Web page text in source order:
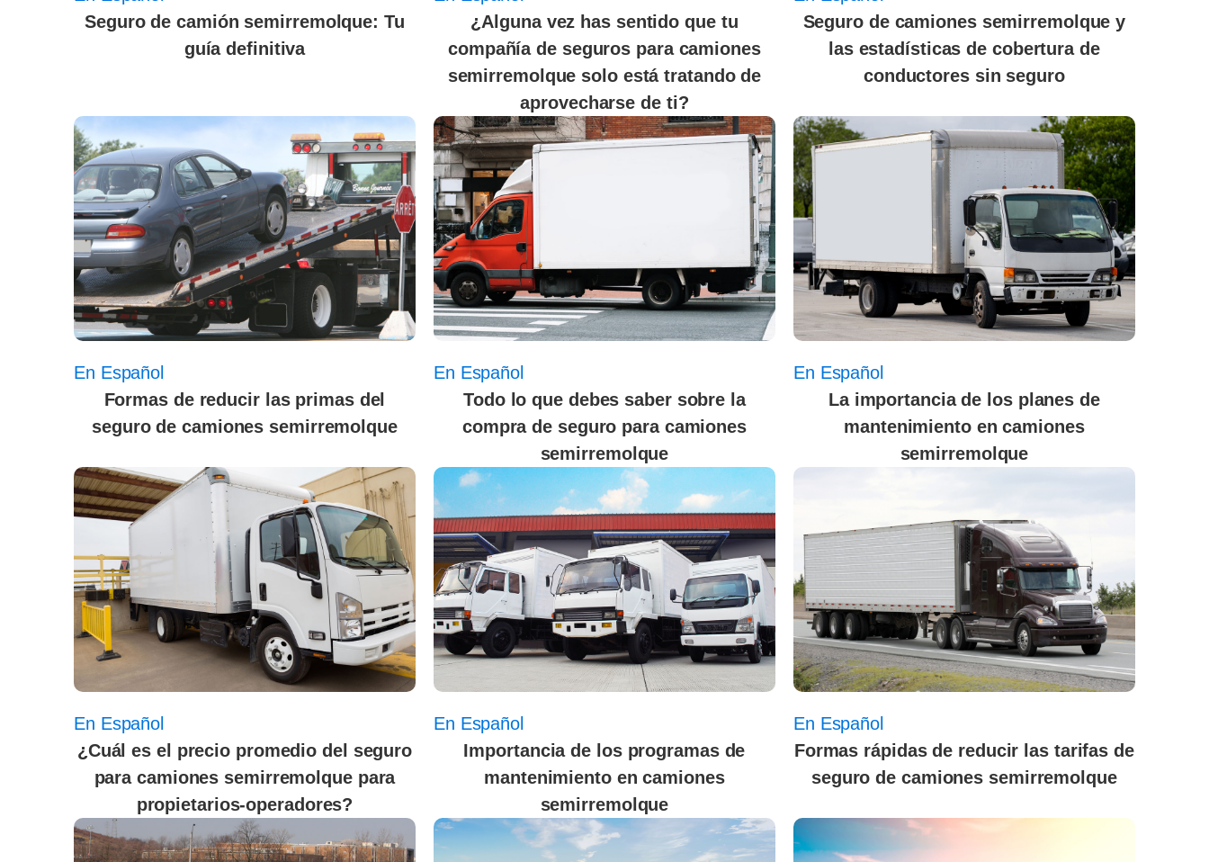
Seguro de camión semirremolque: Tu
guía definitiva
¿Alguna vez has sentido que tu
compañía de seguros para camiones
semirremolque solo está tratando de
aprovecharse de ti?
Seguro de camiones semirremolque y
las estadísticas de cobertura de
conductores sin seguro
En Español
Formas de reducir las primas del
seguro de camiones semirremolque
En Español
Todo lo que debes saber sobre la
compra de seguro para camiones
semirremolque
En Español
La importancia de los planes de
mantenimiento en camiones
semirremolque
En Español
¿Cuál es el precio promedio del seguro
para camiones semirremolque para
propietarios-operadores?
En Español
Importancia de los programas de
mantenimiento en camiones
semirremolque
En Español
Formas rápidas de reducir las tarifas de
seguro de camiones semirremolque